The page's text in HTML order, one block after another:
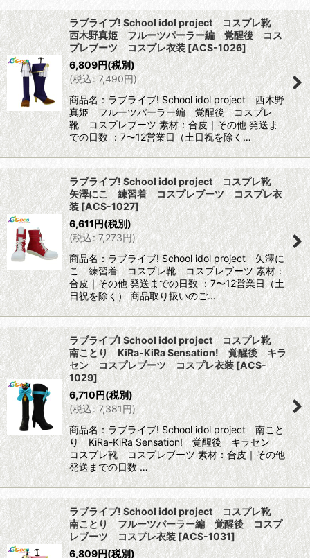
ラブライブ! School idol project コスプレ靴
西木野真姫 フルーツパーラー編 覚醒後 コス
プレブーツ コスプレ衣装 [ACS-1026]
6,809円(税別)
(税込: 7,490円)
商品名：ラブライブ! School idol project 西木野
真姫 フルーツパーラー編 覚醒後 コスプレ
靴 コスプレブーツ 素材：合皮｜その他 発送ま
での日数 ：7〜12営業日（土日祝を除く…
ラブライブ! School idol project コスプレ靴
矢澤にこ 練習着 コスプレブーツ コスプレ衣
装[ACS-1027]
6,611円(税別)
(税込: 7,273円)
商品名：ラブライブ! School idol project 矢澤に
こ 練習着 コスプレ靴 コスプレブーツ 素材：
合皮｜その他 発送までの日数 ：7〜12営業日（土
日祝を除く） 商品取り扱いのご…
ラブライブ! School idol project コスプレ靴
南ことり KiRa-KiRa Sensation! 覚醒後 キラ
セン コスプレブーツ コスプレ衣装 [ACS-
1029]
6,710円(税別)
(税込: 7,381円)
商品名：ラブライブ! School idol project 南こと
り KiRa-KiRa Sensation! 覚醒後 キラセン
コスプレ靴 コスプレブーツ 素材：合皮｜その他
発送までの日数 …
ラブライブ! School idol project コスプレ靴
南ことり フルーツパーラー編 覚醒後 コスプ
レブーツ コスプレ衣装[ACS-1031]
6,809円(税別)